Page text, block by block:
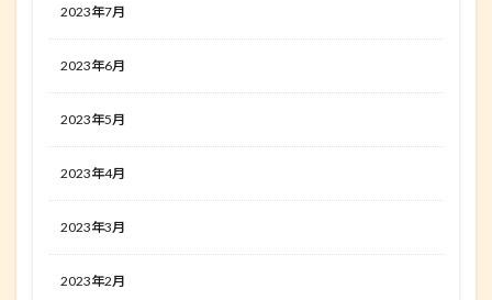
2023年7月
2023年6月
2023年5月
2023年4月
2023年3月
2023年2月